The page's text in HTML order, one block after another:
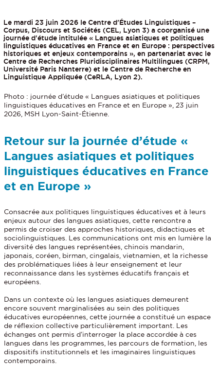
Le mardi 23 juin 2026 le Centre d’Études Linguistiques –
Corpus, Discours et Sociétés (CEL, Lyon 3) a coorganisé une
journée d'étude intitulée « Langues asiatiques et politiques
linguistiques éducatives en France et en Europe : perspectives
historiques et enjeux contemporains », en partenariat avec le
Centre de Recherches Pluridisciplinaires Multilingues (CRPM,
Université Paris Nanterre) et le Centre de Recherche en
Linguistique Appliquée (CeRLA, Lyon 2).
Photo : journée d’étude « Langues asiatiques et politiques
linguistiques éducatives en France et en Europe », 23 juin
2026, MSH Lyon-Saint-Étienne.
Retour sur la journée d’étude «
Langues asiatiques et politiques
linguistiques éducatives en France
et en Europe »
Consacrée aux politiques linguistiques éducatives et à leurs
enjeux autour des langues asiatiques, cette rencontre a
permis de croiser des approches historiques, didactiques et
sociolinguistiques. Les communications ont mis en lumière la
diversité des langues représentées, chinois mandarin,
japonais, coréen, birman, cingalais, vietnamien, et la richesse
des problématiques liées à leur enseignement et leur
reconnaissance dans les systèmes éducatifs français et
européens.
Dans un contexte où les langues asiatiques demeurent
encore souvent marginalisées au sein des politiques
éducatives européennes, cette journée a constitué un espace
de réflexion collective particulièrement important. Les
échanges ont permis d’interroger la place accordée à ces
langues dans les programmes, les parcours de formation, les
dispositifs institutionnels et les imaginaires linguistiques
contemporains.